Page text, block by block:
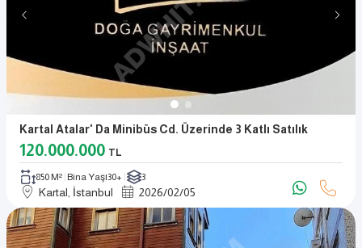
Kartal Atalar' Da Minibüs Cd. Üzerinde 3 Katlı Satılık
120.000.000 TL
850 M² Bina Yaşı30+ 3
Kartal, İstanbul 2026/02/05